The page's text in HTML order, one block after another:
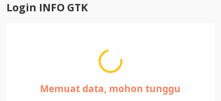
Login INFO GTK